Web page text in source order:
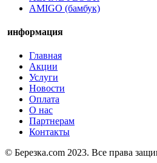
AMIGO (бамбук)
информация
Главная
Акции
Услуги
Новости
Оплата
О нас
Партнерам
Контакты
© Березка.com 2023. Все права